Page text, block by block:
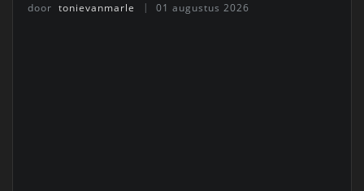
door tonievanmarle 01 augustus 2026